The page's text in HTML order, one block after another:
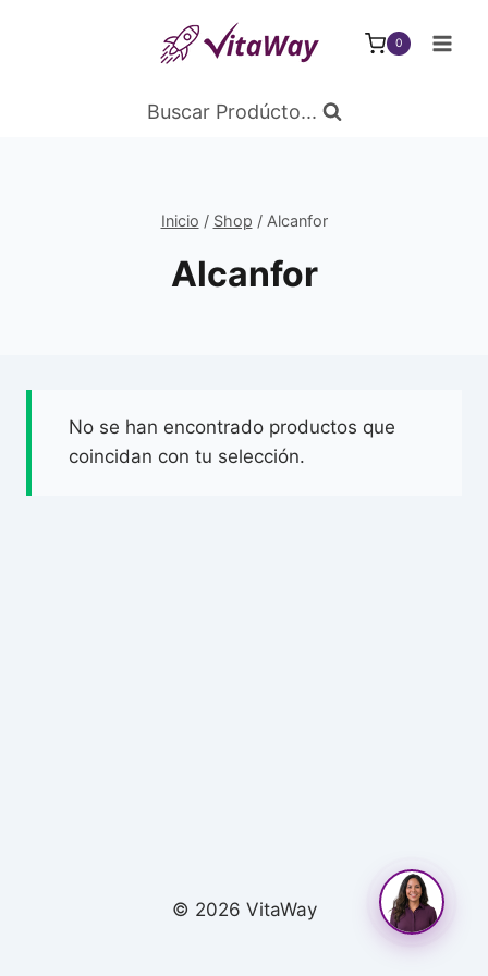
0
Buscar Prodúcto...
Inicio / Shop / Alcanfor
Alcanfor
No se han encontrado productos que
coincidan con tu selección.
© 2026 VitaWay